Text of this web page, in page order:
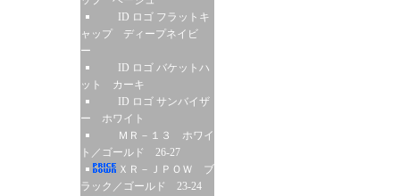
ID ロゴ フラットキ
ャップ ディープネイビ
ー
ID ロゴ バケットハ
ット カーキ
ID ロゴ サンバイザ
ー ホワイト
ＭＲ－１３ ホワイ
ト／ゴールド 26-27
ＸＲ－ＪＰＯＷ ブ
ラック／ゴールド 23-24